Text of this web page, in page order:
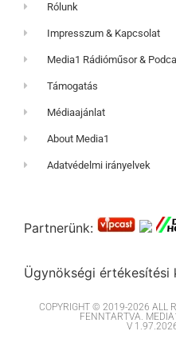
Rólunk
Impresszum & Kapcsolat
Media1 Rádióműsor &
Támogatás
Médiaajánlat
About Media1
Adatvédelmi irányelvek
Partnerünk:
Ügynökségi értékesítési
COPYRIGHT © 2019-2026 ALL
FENNTARTVA.
V